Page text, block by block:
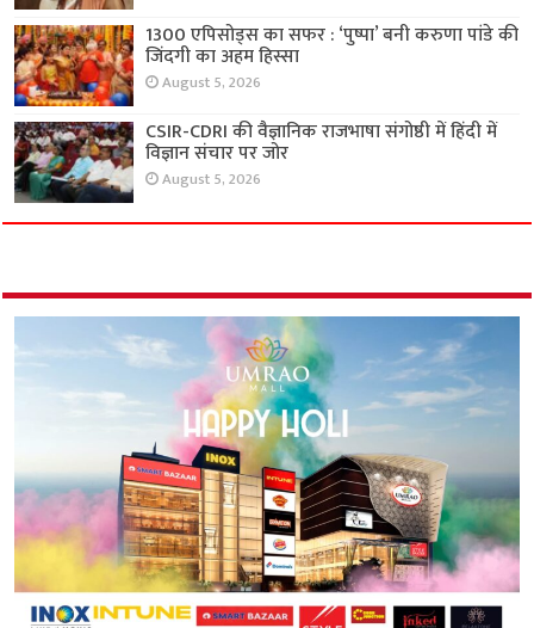
1300 एपिसोड्स का सफर : ‘पुष्पा’ बनी करुणा पांडे की
जिंदगी का अहम हिस्सा
August 5, 2026
CSIR-CDRI की वैज्ञानिक राजभाषा संगोष्ठी में हिंदी में
विज्ञान संचार पर जोर
August 5, 2026